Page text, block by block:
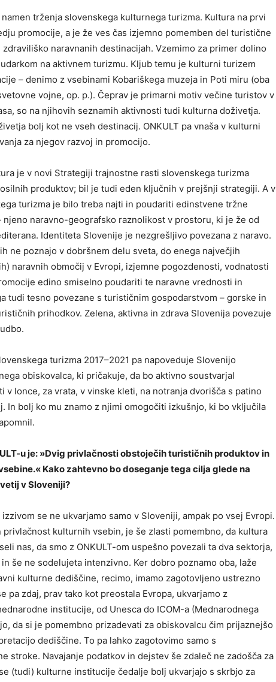
trženja slovenskega kulturnega turizma. Kultura na prvi
promocije, a je že ves čas izjemno pomemben del turistične
naravnanih destinacijah. Vzemimo za primer dolino
na aktivnem turizmu. Kljub temu je kulturni turizem
– denimo z vsebinami Kobariškega muzeja in Poti miru (oba
vojne, op. p.). Čeprav je primarni motiv večine turistov v
so na njihovih seznamih aktivnosti tudi kulturna doživetja.
bolj kot ne vseh destinacij. ONKULT pa vnaša v kulturni
za njegov razvoj in promocijo.
je v novi Strategiji trajnostne rasti slovenskega turizma
produktov; bil je tudi eden ključnih v prejšnji strategiji. A v
turizma je bilo treba najti in poudariti edinstvene tržne
naravno-geografsko raznolikost v prostoru, ki je že od
Identiteta Slovenije je nezgrešljivo povezana z naravo.
ne poznajo v dobršnem delu sveta, do enega največjih
naravnih območij v Evropi, izjemne pogozdenosti, vodnatosti
edino smiselno poudariti te naravne vrednosti in
tudi tesno povezane s turističnim gospodarstvom – gorske in
prihodkov. Zelena, aktivna in zdrava Slovenija povezuje
turizma 2017–2021 pa napoveduje Slovenijo
obiskovalca, ki pričakuje, da bo aktivno soustvarjal
lonce, za vrata, v vinske kleti, na notranja dvorišča s patino
bolj ko mu znamo z njimi omogočiti izkušnjo, ki bo vključila
u je: »Dvig privlačnosti obstoječih turističnih produktov in
Kako zahtevno bo doseganje tega cilja glede na
v Sloveniji?
se ne ukvarjamo samo v Sloveniji, ampak po vsej Evropi.
kulturnih vsebin, je še zlasti pomembno, da kultura
nas, da smo z ONKULT-om uspešno povezali ta dva sektorja,
še ne sodelujeta intenzivno. Ker dobro poznamo oba, laže
kulturne dediščine, recimo, imamo zagotovljeno ustrezno
pa zdaj, prav tako kot preostala Evropa, ukvarjamo z
institucije, od Unesca do ICOM-a (Mednarodnega
da si je pomembno prizadevati za obiskovalcu čim prijaznejšo
dediščine. To pa lahko zagotovimo samo s
stroke. Navajanje podatkov in dejstev še zdaleč ne zadošča za
(tudi) kulturne institucije čedalje bolj ukvarjajo s skrbjo za